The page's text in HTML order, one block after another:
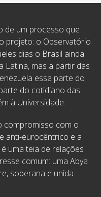
de um processo que
projeto: o Observatório
dias o Brasil ainda
Latina, mas a partir das
essa parte do
do cotidiano das
à Universidade.
compromisso com o
anti-eurocêntrico e a
uma teia de relações
comum: uma Abya
soberana e unida.